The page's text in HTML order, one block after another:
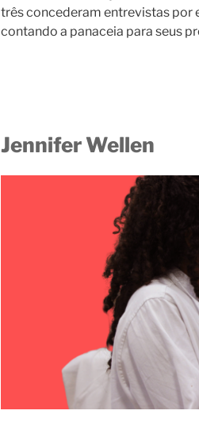
três concederam entrevistas por
contando a panaceia para seus
Jennifer Wellen